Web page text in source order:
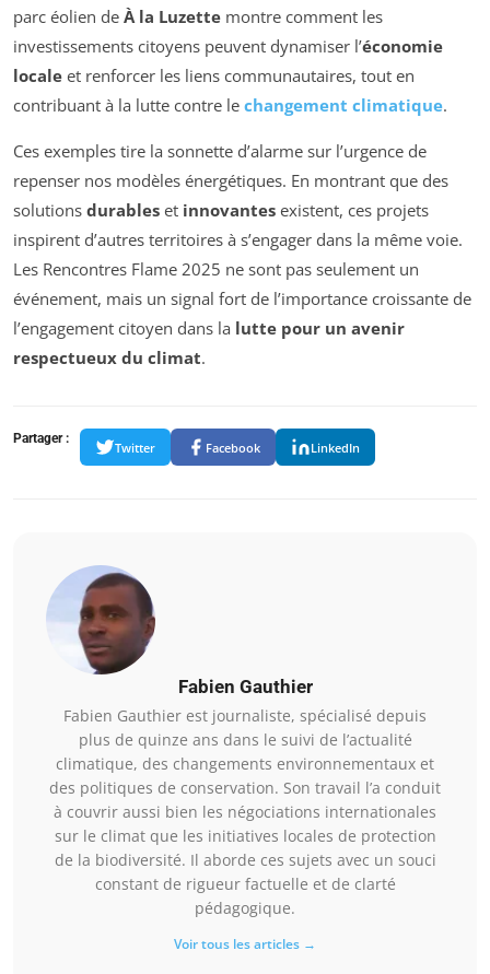
parc éolien de À la Luzette montre comment les
investissements citoyens peuvent dynamiser l’économie
locale et renforcer les liens communautaires, tout en
contribuant à la lutte contre le changement climatique.
Ces exemples tire la sonnette d’alarme sur l’urgence de
repenser nos modèles énergétiques. En montrant que des
solutions durables et innovantes existent, ces projets
inspirent d’autres territoires à s’engager dans la même voie.
Les Rencontres Flame 2025 ne sont pas seulement un
événement, mais un signal fort de l’importance croissante de
l’engagement citoyen dans la lutte pour un avenir
respectueux du climat.
Partager :
Twitter Facebook LinkedIn
Fabien Gauthier
Fabien Gauthier est journaliste, spécialisé depuis
plus de quinze ans dans le suivi de l’actualité
climatique, des changements environnementaux et
des politiques de conservation. Son travail l’a conduit
à couvrir aussi bien les négociations internationales
sur le climat que les initiatives locales de protection
de la biodiversité. Il aborde ces sujets avec un souci
constant de rigueur factuelle et de clarté
pédagogique.
Voir tous les articles →